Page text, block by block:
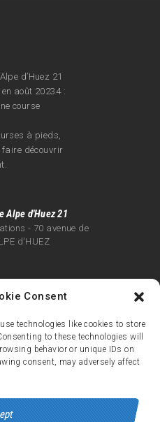
Consent
technologies like cookies to store
to these technologies will
behavior or unique IDs on
consent, may adversely affect
d’Huez 21
août 20234 :
course
à pieds,
faire découvrir
Alpe d'Huez 21
- 70 avenue de
d'HUEZ